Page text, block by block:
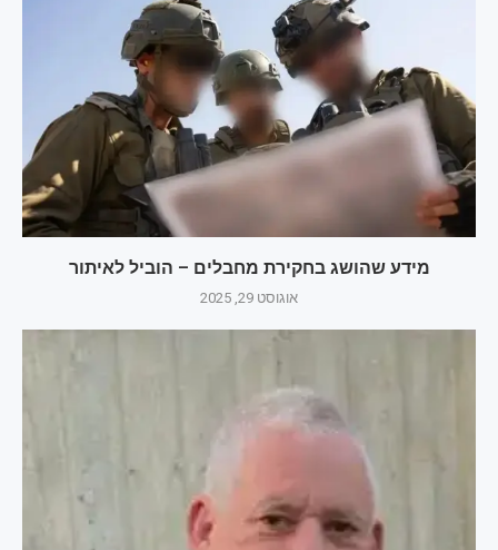
מידע שהושג בחקירת מחבלים – הוביל לאיתור
אוגוסט 29, 2025